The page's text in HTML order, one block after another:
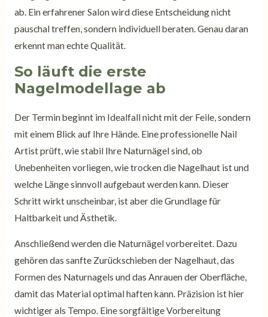
ab. Ein erfahrener Salon wird diese Entscheidung nicht
pauschal treffen, sondern individuell beraten. Genau daran
erkennt man echte Qualität.
So läuft die erste
Nagelmodellage ab
Der Termin beginnt im Idealfall nicht mit der Feile, sondern
mit einem Blick auf Ihre Hände. Eine professionelle Nail
Artist prüft, wie stabil Ihre Naturnägel sind, ob
Unebenheiten vorliegen, wie trocken die Nagelhaut ist und
welche Länge sinnvoll aufgebaut werden kann. Dieser
Schritt wirkt unscheinbar, ist aber die Grundlage für
Haltbarkeit und Ästhetik.
Anschließend werden die Naturnägel vorbereitet. Dazu
gehören das sanfte Zurückschieben der Nagelhaut, das
Formen des Naturnagels und das Anrauen der Oberfläche,
damit das Material optimal haften kann. Präzision ist hier
wichtiger als Tempo. Eine sorgfältige Vorbereitung